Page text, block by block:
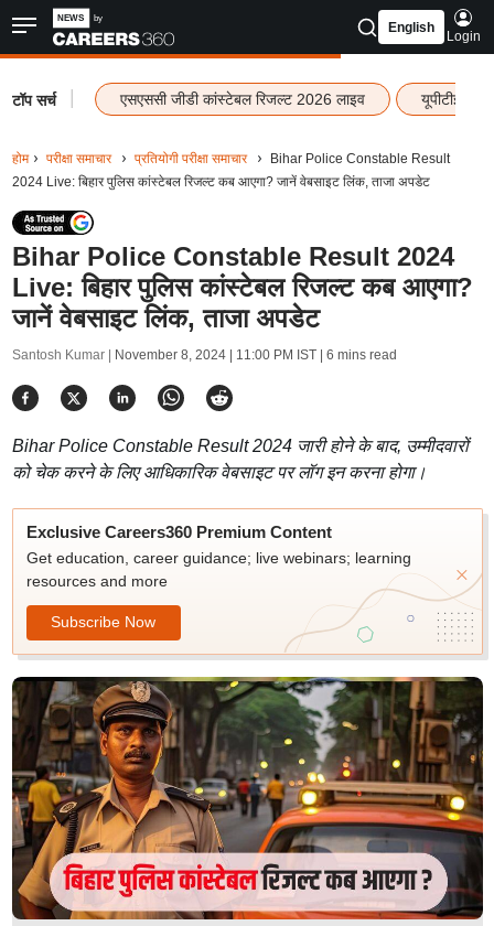
English
Login
टॉप सर्च एसएससी जीडी कांस्टेबल रिजल्ट 2026 लाइव यूपीटीईटी
होम परीक्षा समाचार प्रतियोगी परीक्षा समाचार
Bihar Police Constable Result
2024 Live: बिहार पुलिस कांस्टेबल रिजल्ट कब आएगा? जानें वेबसाइट लिंक, ताजा अपडेट
Bihar Police Constable Result 2024
Live: बिहार पुलिस कांस्टेबल रिजल्ट कब आएगा?
जानें वेबसाइट लिंक, ताजा अपडेट
Santosh Kumar | November 8, 2024 | 11:00 PM IST| 6 mins read
Bihar Police Constable Result 2024 जारी होने के बाद, उम्मीदवारों
को चेक करने के लिए आधिकारिक वेबसाइट पर लॉग इन करना होगा।
Exclusive Careers360 Premium Content
Get education, career guidance; live webinars; learning
resources and more
Subscribe Now